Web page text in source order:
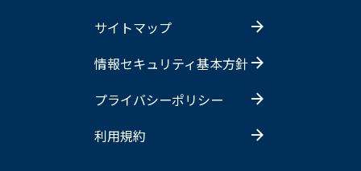
サイトマップ
情報セキュリティ基本方針
プライバシーポリシー
利用規約